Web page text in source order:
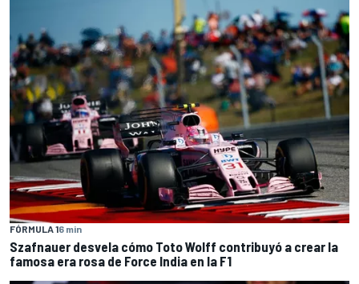
FÓRMULA 16 min
Szafnauer desvela cómo Toto Wolff contribuyó a crear la
famosa era rosa de Force India en la F1